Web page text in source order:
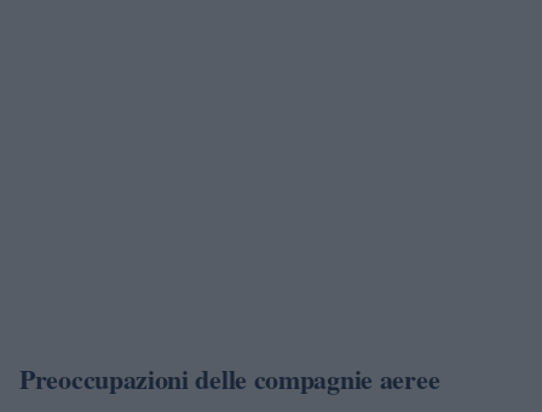
Preoccupazioni delle compagnie aeree